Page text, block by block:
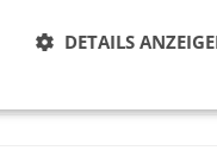
Billa
DETAILS